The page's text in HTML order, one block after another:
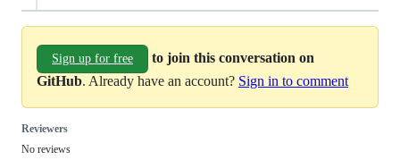
Sign up for free
to join this conversation on
GitHub. Already have an account? Sign in to comment
Reviewers
No reviews